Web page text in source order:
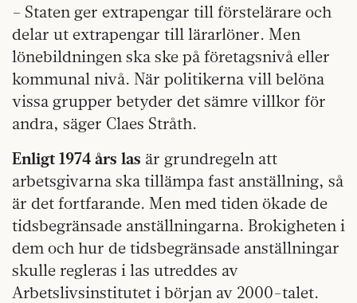
– Staten ger extrapengar till förstelärare och
delar ut extrapengar till lärarlöner. Men
lönebildningen ska ske på företagsnivå eller
kommunal nivå. När politikerna vill belöna
vissa grupper betyder det sämre villkor för
andra, säger Claes Stråth.
Enligt 1974 års las är grundregeln att
arbetsgivarna ska tillämpa fast anställning, så
är det fortfarande. Men med tiden ökade de
tidsbegränsade anställningarna. Brokigheten i
dem och hur de tidsbegränsade anställningar
skulle regleras i las utreddes av
Arbetslivsinstitutet i början av 2000-talet.